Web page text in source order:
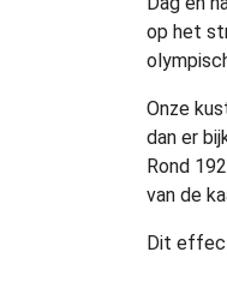
op het
Onze
dan er
Rond
van de
Dit